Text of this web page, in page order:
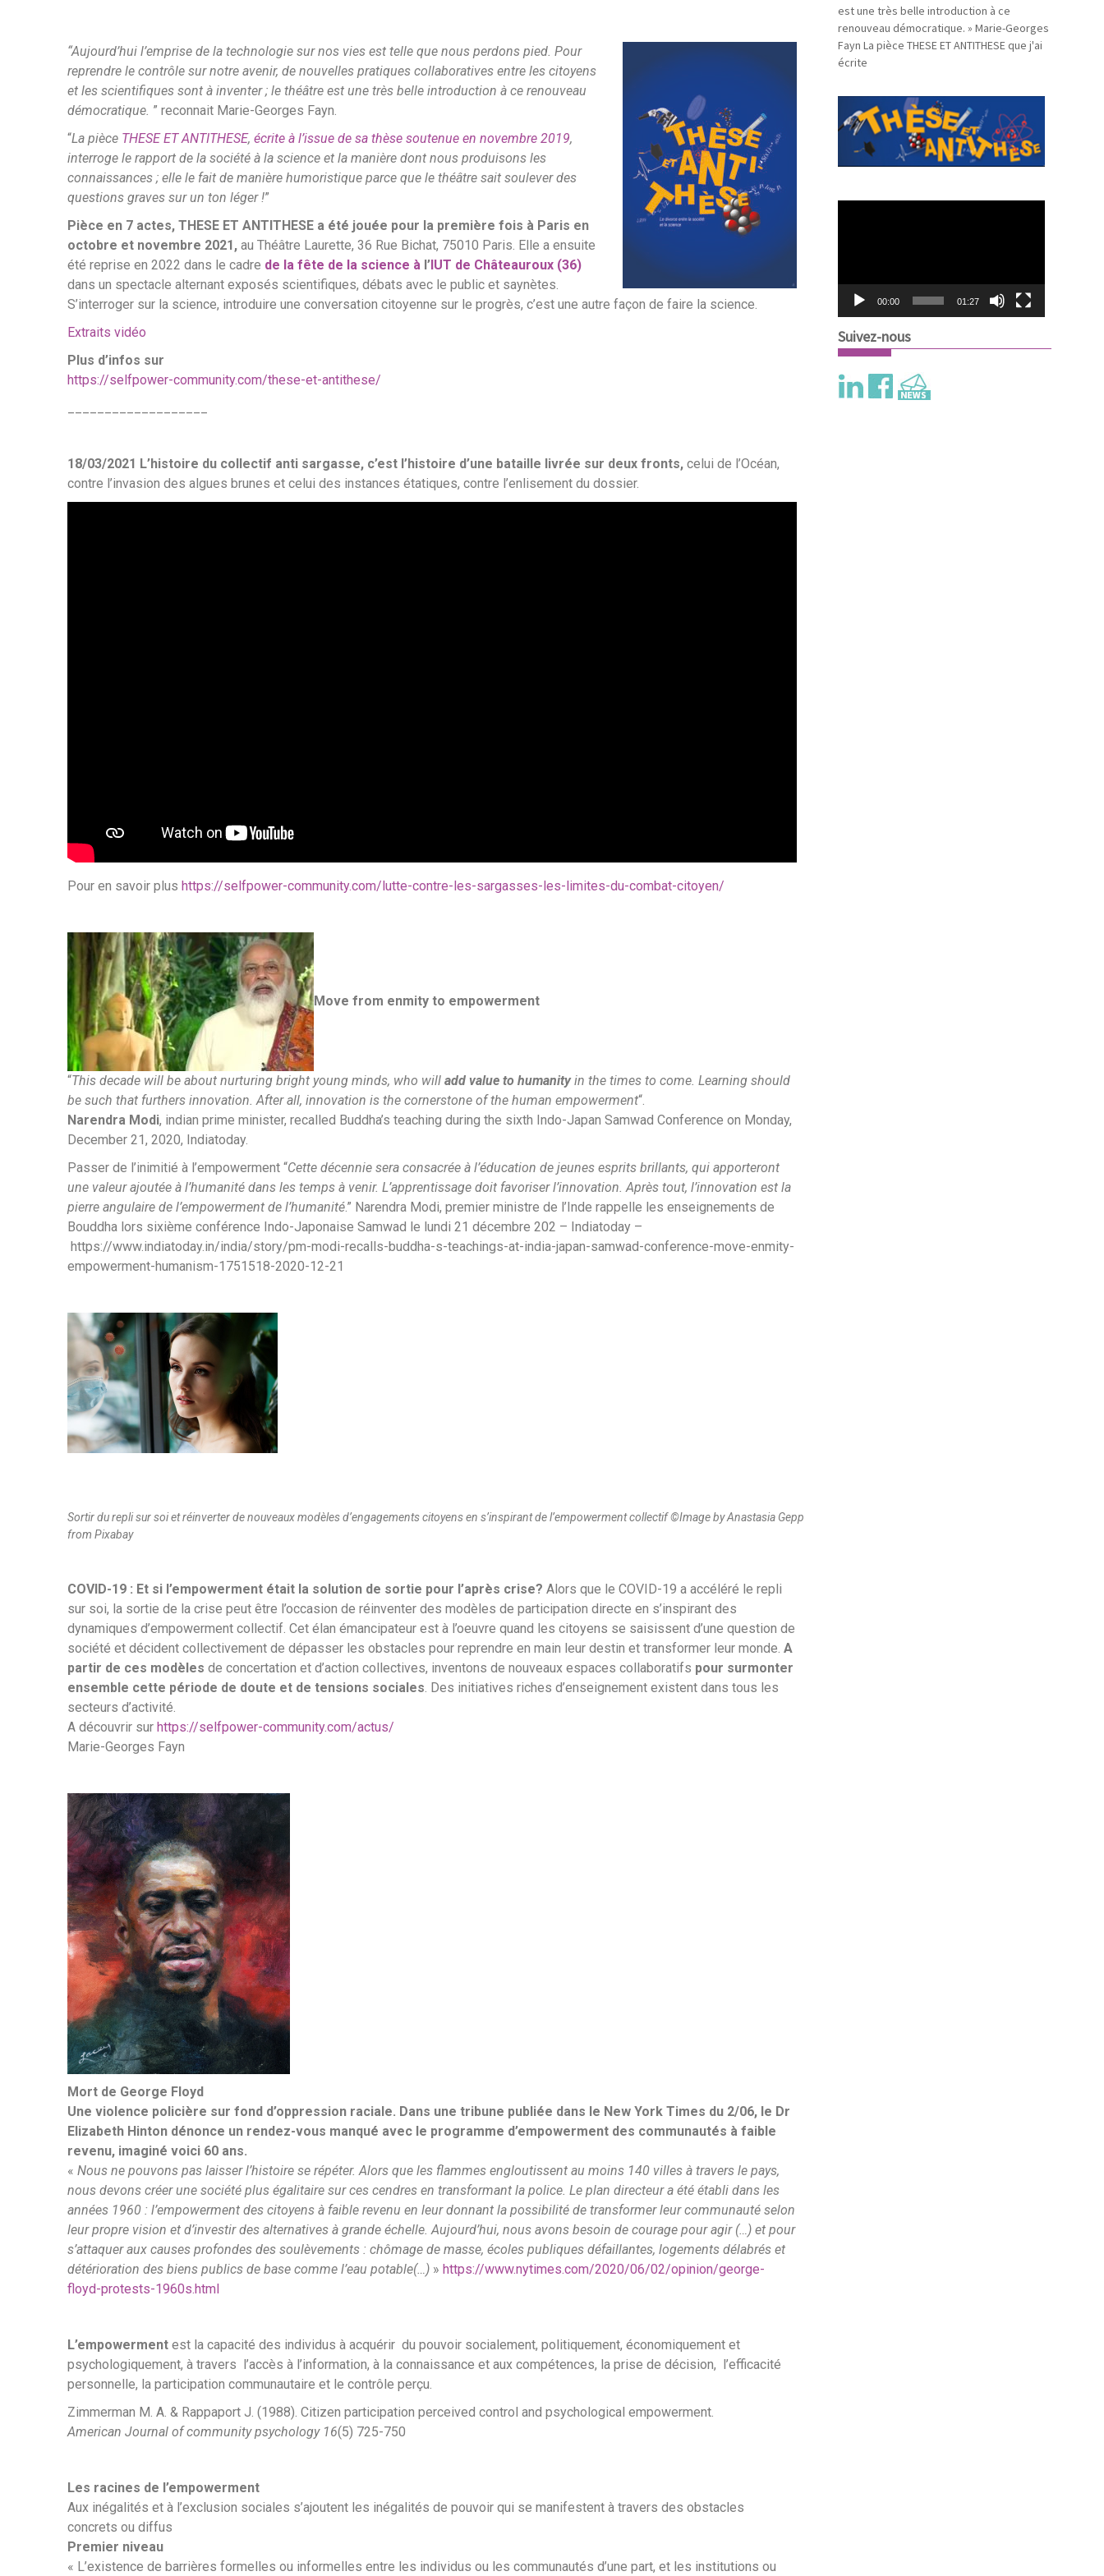
e
s
u
r
'
e
w
e
r
m
“Aujourd’hui l’emprise de la technologie sur nos vies est telle que nous perdons pied. Pour
reprendre le contrôle sur notre avenir, de nouvelles pratiques collaboratives entre les citoyens
et les scientifiques sont à inventer ; le théâtre est une très belle introduction à ce renouveau
démocratique. ” reconnait Marie-Georges Fayn.
“La pièce THESE ET ANTITHESE, écrite à l’issue de sa thèse soutenue en novembre 2019,
interroge le rapport de la société à la science et la manière dont nous produisons les
connaissances ; elle le fait de manière humoristique parce que le théâtre sait soulever des
questions graves sur un ton léger !”
Pièce en 7 actes, THESE ET ANTITHESE a été jouée pour la première fois à Paris en
octobre et novembre 2021, au Théâtre Laurette, 36 Rue Bichat, 75010 Paris. Elle a ensuite
été reprise en 2022 dans le cadre de la fête de la science à l’IUT de Châteauroux (36)
dans un spectacle alternant exposés scientifiques, débats avec le public et saynètes.
S’interroger sur la science, introduire une conversation citoyenne sur le progrès, c’est une autre façon de faire la science.
Extraits vidéo
Plus d’infos sur
https://selfpower-community.com/these-et-antithese/
18/03/2021 L’histoire du collectif anti sargasse, c’est l’histoire d’une bataille livrée sur deux fronts, celui de l’Océan,
contre l’invasion des algues brunes et celui des instances étatiques, contre l’enlisement du dossier.
Pour en savoir plus https://selfpower-community.com/lutte-contre-les-sargasses-les-limites-du-combat-citoyen/
Move from enmity to empowerment
“This decade will be about nurturing bright young minds, who will add value to humanityin the times to come. Learning should
be such that furthers innovation. After all, innovation is the cornerstone of the human empowerment“.
Narendra Modi, indian prime minister, recalled Buddha’s teaching during the sixth Indo-Japan Samwad Conference on Monday,
December 21, 2020, Indiatoday.
Passer de l’inimitié à l’empowerment “Cette décennie sera consacrée à l’éducation de jeunes esprits brillants, qui apporteront
une valeur ajoutée à l’humanité dans les temps à venir. L’apprentissage doit favoriser l’innovation. Après tout, l’innovation est la
pierre angulaire de l’empowerment de l’humanité.” Narendra Modi, premier ministre de l’Inde rappelle les enseignements de
Bouddha lors sixième conférence Indo-Japonaise Samwad le lundi 21 décembre 202 – Indiatoday –
https://www.indiatoday.in/india/story/pm-modi-recalls-buddha-s-teachings-at-india-japan-samwad-conference-move-enmity-
empowerment-humanism-1751518-2020-12-21
Sortir du repli sur soi et réinverter de nouveaux modèles d’engagements citoyens en s’inspirant de l’empowerment collectif ©Image by Anastasia Gepp
from Pixabay
COVID-19 : Et si l’empowerment était la solution de sortie pour l’après crise? Alors que le COVID-19 a accéléré le repli
sur soi, la sortie de la crise peut être l’occasion de réinventer des modèles de participation directe en s’inspirant des
dynamiques d’empowerment collectif. Cet élan émancipateur est à l’oeuvre quand les citoyens se saisissent d’une question de
société et décident collectivement de dépasser les obstacles pour reprendre en main leur destin et transformer leur monde. A
partir de ces modèles de concertation et d’action collectives, inventons de nouveaux espaces collaboratifs pour surmonter
ensemble cette période de doute et de tensions sociales . Des initiatives riches d’enseignement existent dans tous les
secteurs d’activité.
A découvrir sur https://selfpower-community.com/actus/
Marie-Georges Fayn
Mort de George Floyd
Une violence policière sur fond d’oppression raciale. Dans une tribune publiée dans le New York Times du 2/06, le Dr
Elizabeth Hinton dénonce un rendez-vous manqué avec le programme d’empowerment des communautés à faible
revenu, imaginé voici 60 ans.
« Nous ne pouvons pas laisser l’histoire se répéter. Alors que les flammes engloutissent au moins 140 villes à travers le pays,
nous devons créer une société plus égalitaire sur ces cendres en transformant la police. Le plan directeur a été établi dans les
années 1960 : l’empowerment des citoyens à faible revenu en leur donnant la possibilité de transformer leur communauté selon
leur propre vision et d’investir des alternatives à grande échelle. Aujourd’hui, nous avons besoin de courage pour agir (…) et pour
s’attaquer aux causes profondes des soulèvements : chômage de masse, écoles publiques défaillantes, logements délabrés et
détérioration des biens publics de base comme l’eau potable(…) » https://www.nytimes.com/2020/06/02/opinion/george-
floyd-protests-1960s.html
L’empowerment est la capacité des individus à acquérir du pouvoir socialement, politiquement, économiquement et
psychologiquement, à travers l’accès à l’information, à la connaissance et aux compétences, la prise de décision, l’efficacité
personnelle, la participation communautaire et le contrôle perçu.
Zimmerman M. A. & Rappaport J. (1988). Citizen participation perceived control and psychological empowerment.
American Journal of community psychology 16(5) 725-750
Les racines de l’empowerment
Aux inégalités et à l’exclusion sociales s’ajoutent les inégalités de pouvoir qui se manifestent à travers des obstacles
concrets ou diffus
Premier niveau
« L’existence de barrières formelles ou informelles entre les individus ou les communautés d’une part, et les institutions ou
est une très belle introduction à ce
renouveau démocratique. » Marie-Georges
Fayn La pièce THESE ET ANTITHESE que j'ai
écrite
v
i
é
o
00:00 01:27
Suivez-nous